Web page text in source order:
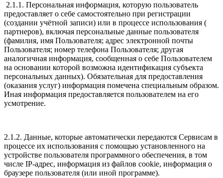
2.1.1. Персональная информация, которую пользователь
предоставляет о себе самостоятельно при регистрации
(создании учётной записи) или в процессе использования (
партнеров), включая персональные данные пользователя
(фамилия, имя Пользователя; адрес электронной почты
Пользователя; номер телефона Пользователя; другая
аналогичная информация, сообщенная о себе Пользователем
на основании которой возможна идентификация субъекта
персональных данных). Обязательная для предоставления
(оказания услуг) информация помечена специальным образом.
Иная информация предоставляется пользователем на его
усмотрение.
2.1.2. Данные, которые автоматически передаются Сервисам в
процессе их использования с помощью установленного на
устройстве пользователя программного обеспечения, в том
числе IP-адрес, информация из файлов cookie, информация о
браузере пользователя (или иной программе).